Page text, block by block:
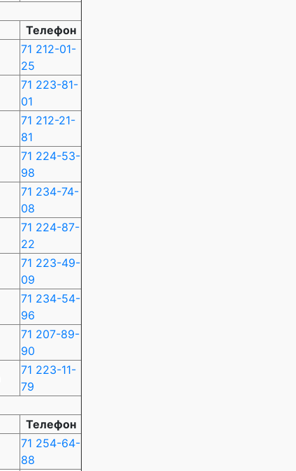
Телефон
71 212-01-
25
71 223-81-
01
71 212-21-
81
71 224-53-
98
71 234-74-
08
71 224-87-
22
71 223-49-
09
71 234-54-
96
71 207-89-
90
71 223-11-
79
Телефон
71 254-64-
88